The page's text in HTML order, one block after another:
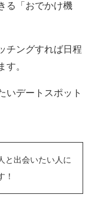
る「おでかけ機
チングすれば日程
す。
いデートスポット
と出会いたい人に
！